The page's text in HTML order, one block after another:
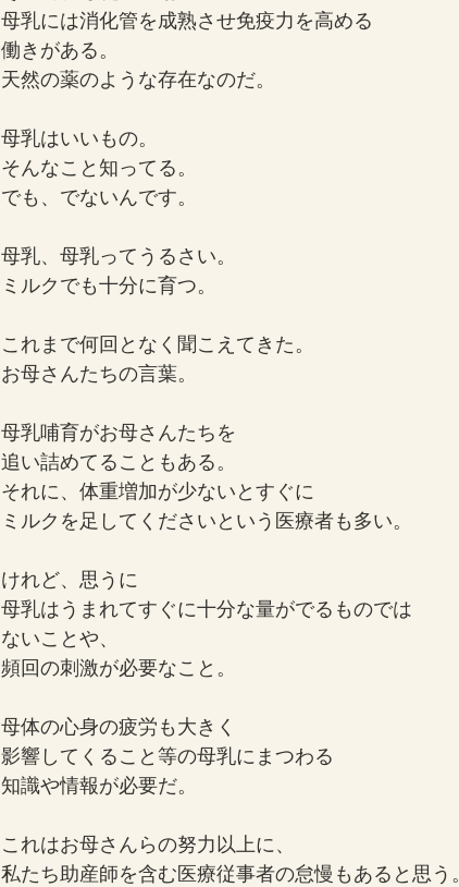
母乳には消化管を成熟させ免疫力を高める
働きがある。
天然の薬のような存在なのだ。
母乳はいいもの。
そんなこと知ってる。
でも、でないんです。
母乳、母乳ってうるさい。
ミルクでも十分に育つ。
これまで何回となく聞こえてきた。
お母さんたちの言葉。
母乳哺育がお母さんたちを
追い詰めてることもある。
それに、体重増加が少ないとすぐに
ミルクを足してくださいという医療者も多い。
けれど、思うに
母乳はうまれてすぐに十分な量がでるものでは
ないことや、
頻回の刺激が必要なこと。
母体の心身の疲労も大きく
影響してくること等の母乳にまつわる
知識や情報が必要だ。
これはお母さんらの努力以上に、
私たち助産師を含む医療従事者の怠慢もあると思う。